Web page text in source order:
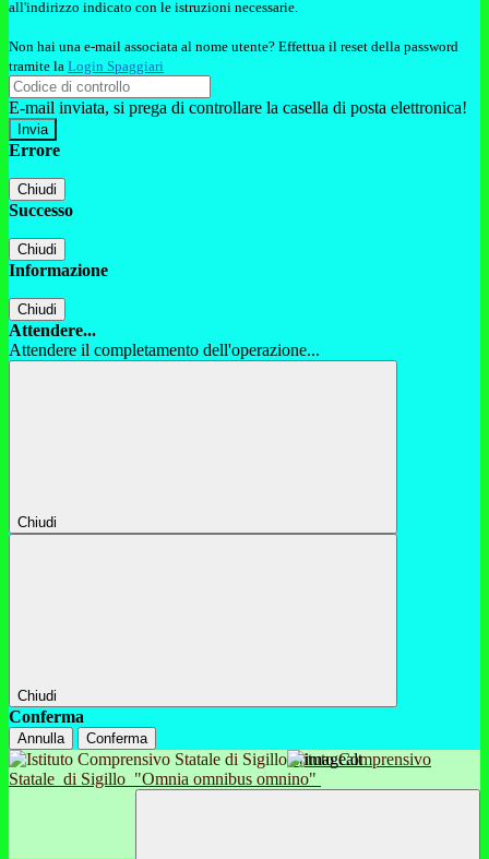
all'indirizzo indicato con le istruzioni necessarie.
Non hai una e-mail associata al nome utente? Effettua il reset della password
tramite la Login Spaggiari
E-mail inviata, si prega di controllare la casella di posta elettronica!
Errore
Chiudi
Successo
Chiudi
Informazione
Chiudi
Attendere...
Attendere il completamento dell'operazione...
Chiudi
Chiudi
Conferma
Annulla Conferma
Istituto Comprensivo
Statale di Sigillo "Omnia omnibus omnino"